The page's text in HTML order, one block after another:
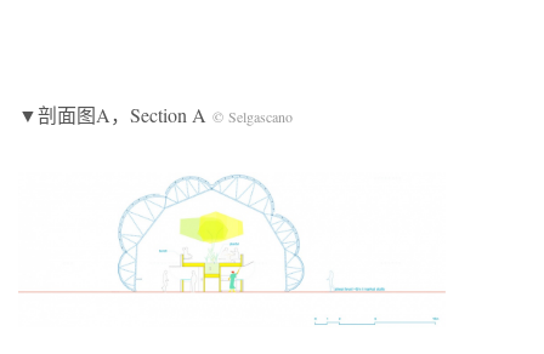
▼剖面图A，Section A © Selgascano